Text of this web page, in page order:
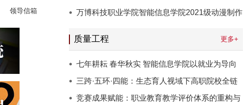
领导信箱 万博科技职业学院智能信息学院2021级动漫制作
更多+
质量工程
七年耕耘 春华秋实 智能信息学院以就业为导向
的大数据技术专
三跨·五环·四能：生态育人视域下高职院校全链
条育人模式探索
竞赛成果赋能：职业教育教学评价体系的重构与